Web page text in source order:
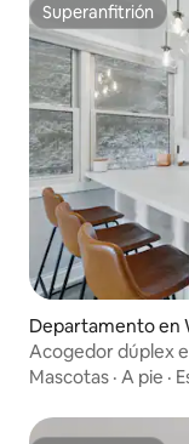
Superanfitrión
Superanfitrión
Departamento en
Acogedor dúplex
estacionamiento
Mascotas · A pie ·